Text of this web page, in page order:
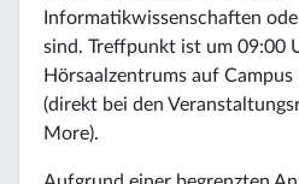
Informatikwissenschaften
sind. Treffpunkt ist um 09:00
Hörsaalzentrums auf
(direkt bei den
More).